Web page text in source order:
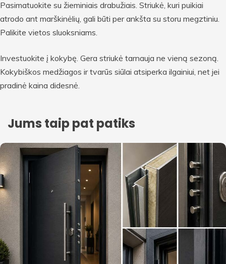
Pasimatuokite su žieminiais drabužiais. Striukė, kuri puikiai
atrodo ant marškinėlių, gali būti per ankšta su storu megztiniu.
Palikite vietos sluoksniams.
Investuokite į kokybę. Gera striukė tarnauja ne vieną sezoną.
Kokybiškos medžiagos ir tvarūs siūlai atsiperka ilgainiui, net jei
pradinė kaina didesnė.
Jums taip pat patiks